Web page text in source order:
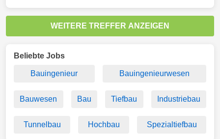
WEITERE TREFFER ANZEIGEN
Beliebte Jobs
Bauingenieur Bauingenieurwesen
Bauwesen Bau Tiefbau Industriebau
Tunnelbau Hochbau Spezialtiefbau